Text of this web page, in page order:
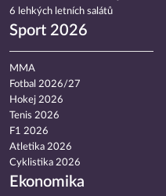
6 lehkých letních salátů
Sport 2026
MMA
Fotbal 2026/27
Hokej 2026
Tenis 2026
F1 2026
Atletika 2026
Cyklistika 2026
Ekonomika